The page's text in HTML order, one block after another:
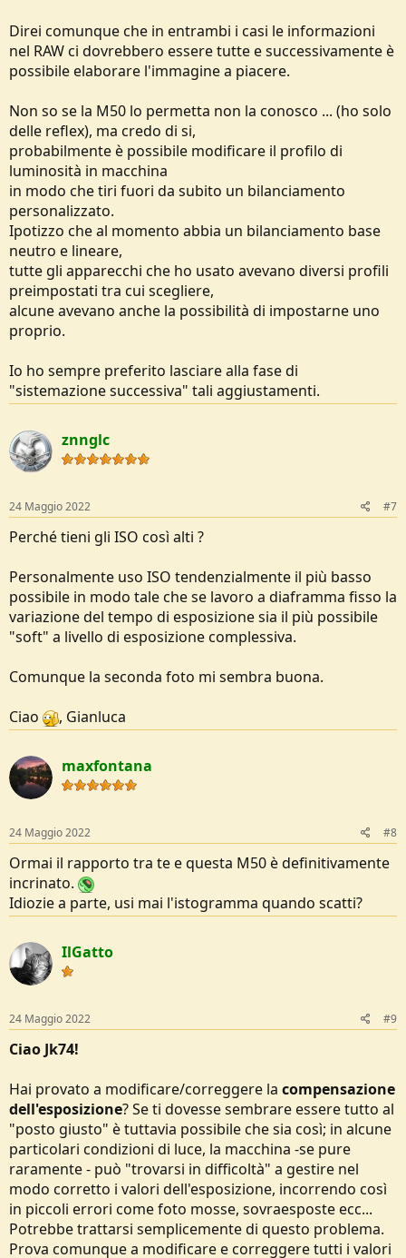
Direi comunque che in entrambi i casi le informazioni
nel RAW ci dovrebbero essere tutte e successivamente è
possibile elaborare l'immagine a piacere.
Non so se la M50 lo permetta non la conosco ... (ho solo
delle reflex), ma credo di si,
probabilmente è possibile modificare il profilo di
luminosità in macchina
in modo che tiri fuori da subito un bilanciamento
personalizzato.
Ipotizzo che al momento abbia un bilanciamento base
neutro e lineare,
tutte gli apparecchi che ho usato avevano diversi profili
preimpostati tra cui scegliere,
alcune avevano anche la possibilità di impostarne uno
proprio.
Io ho sempre preferito lasciare alla fase di
"sistemazione successiva" tali aggiustamenti.
znnglc
24 Maggio 2022 #7
Perché tieni gli ISO così alti ?
Personalmente uso ISO tendenzialmente il più basso
possibile in modo tale che se lavoro a diaframma fisso la
variazione del tempo di esposizione sia il più possibile
"soft" a livello di esposizione complessiva.
Comunque la seconda foto mi sembra buona.
Ciao
, Gianluca
maxfontana
24 Maggio 2022 #8
Ormai il rapporto tra te e questa M50 è definitivamente
incrinato.
Idiozie a parte, usi mai l'istogramma quando scatti?
IlGatto
24 Maggio 2022 #9
Ciao Jk74!
Hai provato a modificare/correggere la compensazione
dell'esposizione? Se ti dovesse sembrare essere tutto al
"posto giusto" è tuttavia possibile che sia così; in alcune
particolari condizioni di luce, la macchina -se pure
raramente - può "trovarsi in difficoltà" a gestire nel
modo corretto i valori dell'esposizione, incorrendo così
in piccoli errori come foto mosse, sovraesposte ecc...
Potrebbe trattarsi semplicemente di questo problema.
Prova comunque a modificare e correggere tutti i valori